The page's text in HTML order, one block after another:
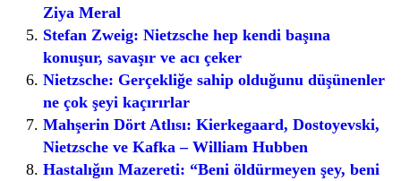
Ziya Meral
Stefan Zweig: Nietzsche hep kendi başına
konuşur, savaşır ve acı çeker
Nietzsche: Gerçekliğe sahip olduğunu düşünenler
ne çok şeyi kaçırırlar
Mahşerin Dört Atlısı: Kierkegaard, Dostoyevski,
Nietzsche ve Kafka – William Hubben
Hastalığın Mazereti: “Beni öldürmeyen şey, beni